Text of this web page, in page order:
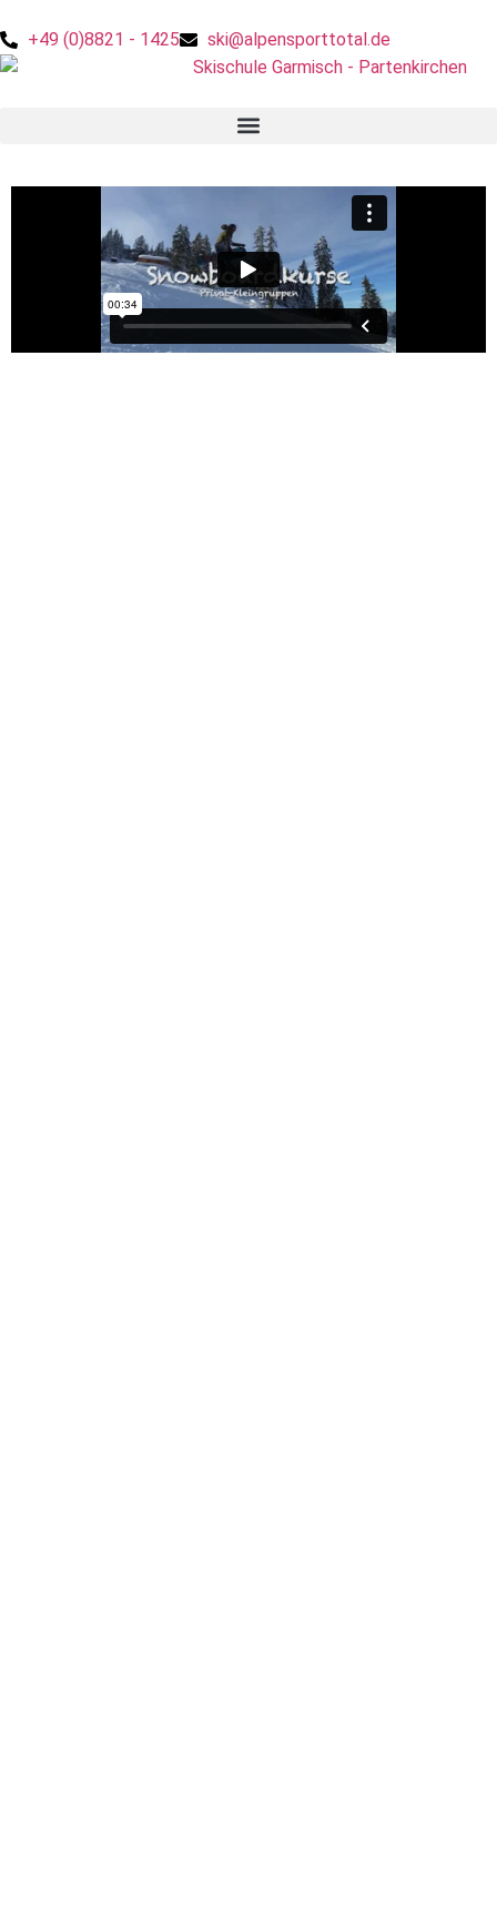
+49 (0)8821 - 1425 ski@alpensporttotal.de